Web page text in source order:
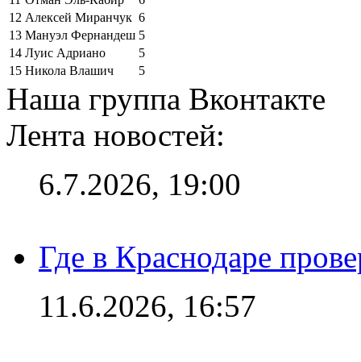
12 Алексей Миранчук 6
13 Мануэл Фернандеш 5
14 Луис Адриано
5
15 Никола Влашич 5
Наша группа Вконтакте
Лента новостей:
6.7.2026, 19:00
Где в Краснодаре
11.6.2026, 16:57